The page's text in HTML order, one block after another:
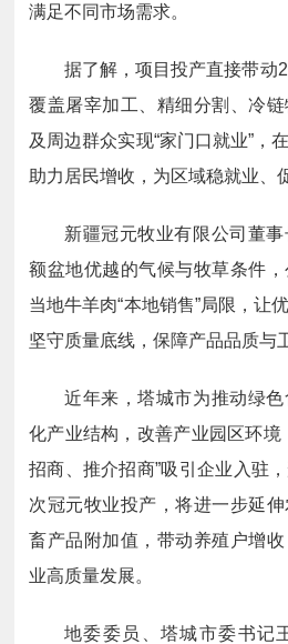
满足不同市场需求。
据了解，项目投产直接带动
覆盖屠宰加工、精细分割、冷
及周边群众实现“家门口就业”，
助力居民增收，为区域稳就业、
新疆冠元牧业有限公司董
额盆地优越的气候与牧草条件
当地牛羊肉“本地销售”局限，让
坚守质量底线，保障产品品质与
近年来，塔城市为推动绿
化产业结构，改善产业园区环境
招商、推介招商”吸引企业入驻
次冠元牧业投产，将进一步延
畜产品附加值，带动养殖户增
业高质量发展。
地委委员、塔城市委书记